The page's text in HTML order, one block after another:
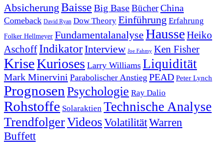
Absicherung Baisse Big BaseBücherChina
Comeback David Ryan Dow Theory Einführung Erfahrung
Folker Hellmeyer Fundamentalanalyse HausseHeiko
Aschoff IndikatorInterview Joe Fahmy Ken Fisher
KriseKurioses Larry Williams Liquidität
Mark Minervini Parabolischer Anstieg PEAD Peter Lynch
Prognosen Psychologie Ray Dalio
Rohstoffe Solaraktien Technische Analyse
TrendfolgerVideosVolatilitätWarren
Buffett